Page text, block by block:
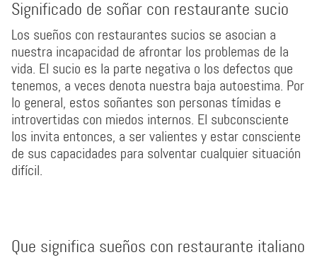
Significado de soñar con restaurante sucio
Los sueños con restaurantes sucios se asocian a
nuestra incapacidad de afrontar los problemas de la
vida. El sucio es la parte negativa o los defectos que
tenemos, a veces denota nuestra baja autoestima. Por
lo general, estos soñantes son personas tímidas e
introvertidas con miedos internos. El subconsciente
los invita entonces, a ser valientes y estar consciente
de sus capacidades para solventar cualquier situación
difícil.
Que significa sueños con restaurante italiano